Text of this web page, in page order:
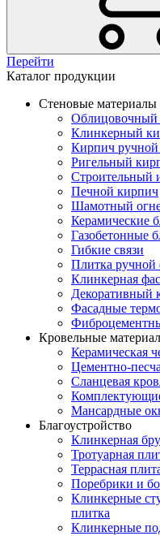
Перейти
Каталог продукции
Стеновые материалы
Облицовочный
Клинкерный
Кирпич
Ригельный
Строительный
Печной кирпич
Шамотный
Керамические
Газобетонные
Гибкие связи
Плитка ручной
Клинкерная
Декоративный
Фасадные
Кровельные
Керамическая
Цементно-
Сланцевая
Мансардные
Благоустройство
Клинкерная
Тротуарная
Террасная
Поребрики и
Клинкерные
плитка
Клинкерные